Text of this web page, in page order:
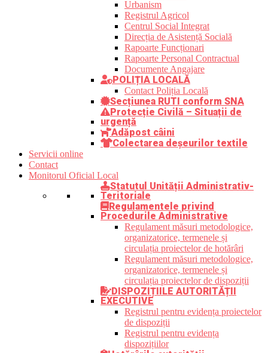
Urbanism
Registrul Agricol
Centrul Social Integrat
Direcția de Asistență Socială
Rapoarte Funcționari
Rapoarte Personal Contractual
Documente Angajare
POLIȚIA LOCALĂ
Contact Poliția Locală
Secțiunea RUTI conform SNA
Protecție Civilă – Situații de
urgență
Adăpost câini
Colectarea deșeurilor textile
Servicii online
Contact
Monitorul Oficial Local
Statutul Unității Administrativ-
Teritoriale
Regulamentele privind
Procedurile Administrative
Regulament măsuri metodologice,
organizatorice, termenele și
circulația proiectelor de hotărâri
Regulament măsuri metodologice,
organizatorice, termenele și
circulația proiectelor de dispoziții
DISPOZIȚIILE AUTORITĂȚII
EXECUTIVE
Registrul pentru evidența proiectelor
de dispoziții
Registrul pentru evidența
dispozițiilor